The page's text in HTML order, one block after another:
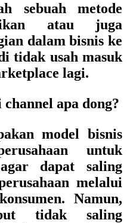
sebuah metode
atau juga
dalam bisnis ke
tidak usah masuk
lagi.
apa dong?
model bisnis
untuk
dapat saling
melalui
Namun,
tidak saling